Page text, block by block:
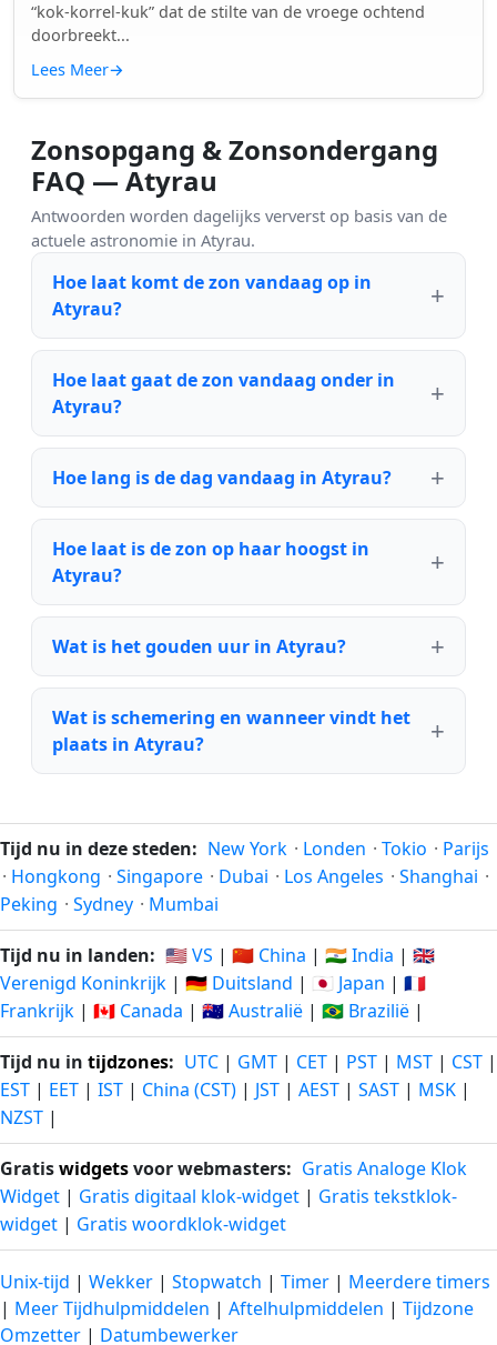
“kok-korrel-kuk” dat de stilte van de vroege ochtend
doorbreekt...
Lees Meer→
Zonsopgang & Zonsondergang
FAQ — Atyrau
Antwoorden worden dagelijks ververst op basis van de
actuele astronomie in Atyrau.
Hoe laat komt de zon vandaag op in
Atyrau?
Hoe laat gaat de zon vandaag onder in
Atyrau?
Hoe lang is de dag vandaag in Atyrau?
Hoe laat is de zon op haar hoogst in
Atyrau?
Wat is het gouden uur in Atyrau?
Wat is schemering en wanneer vindt het
plaats in Atyrau?
Tijd nu in deze steden: New York · Londen · Tokio · Parijs
· Hongkong · Singapore · Dubai · Los Angeles · Shanghai ·
Peking · Sydney · Mumbai
Tijd nu in landen: 🇺🇸 VS | 🇨🇳 China | 🇮🇳 India | 🇬🇧
Verenigd Koninkrijk | 🇩🇪 Duitsland | 🇯🇵 Japan | 🇫🇷
Frankrijk | 🇨🇦 Canada | 🇦🇺 Australië | 🇧🇷 Brazilië |
Tijd nu in tijdzones: UTC | GMT | CET | PST | MST | CST |
EST | EET | IST | China (CST) | JST | AEST | SAST | MSK |
NZST |
Gratiswidgetsvoor webmasters: Gratis Analoge Klok
Widget | Gratis digitaal klok-widget | Gratis tekstklok-
widget | Gratis woordklok-widget
Unix-tijd | Wekker | Stopwatch | Timer | Meerdere timers
| Meer Tijdhulpmiddelen | Aftelhulpmiddelen | Tijdzone
Omzetter | Datumbewerker